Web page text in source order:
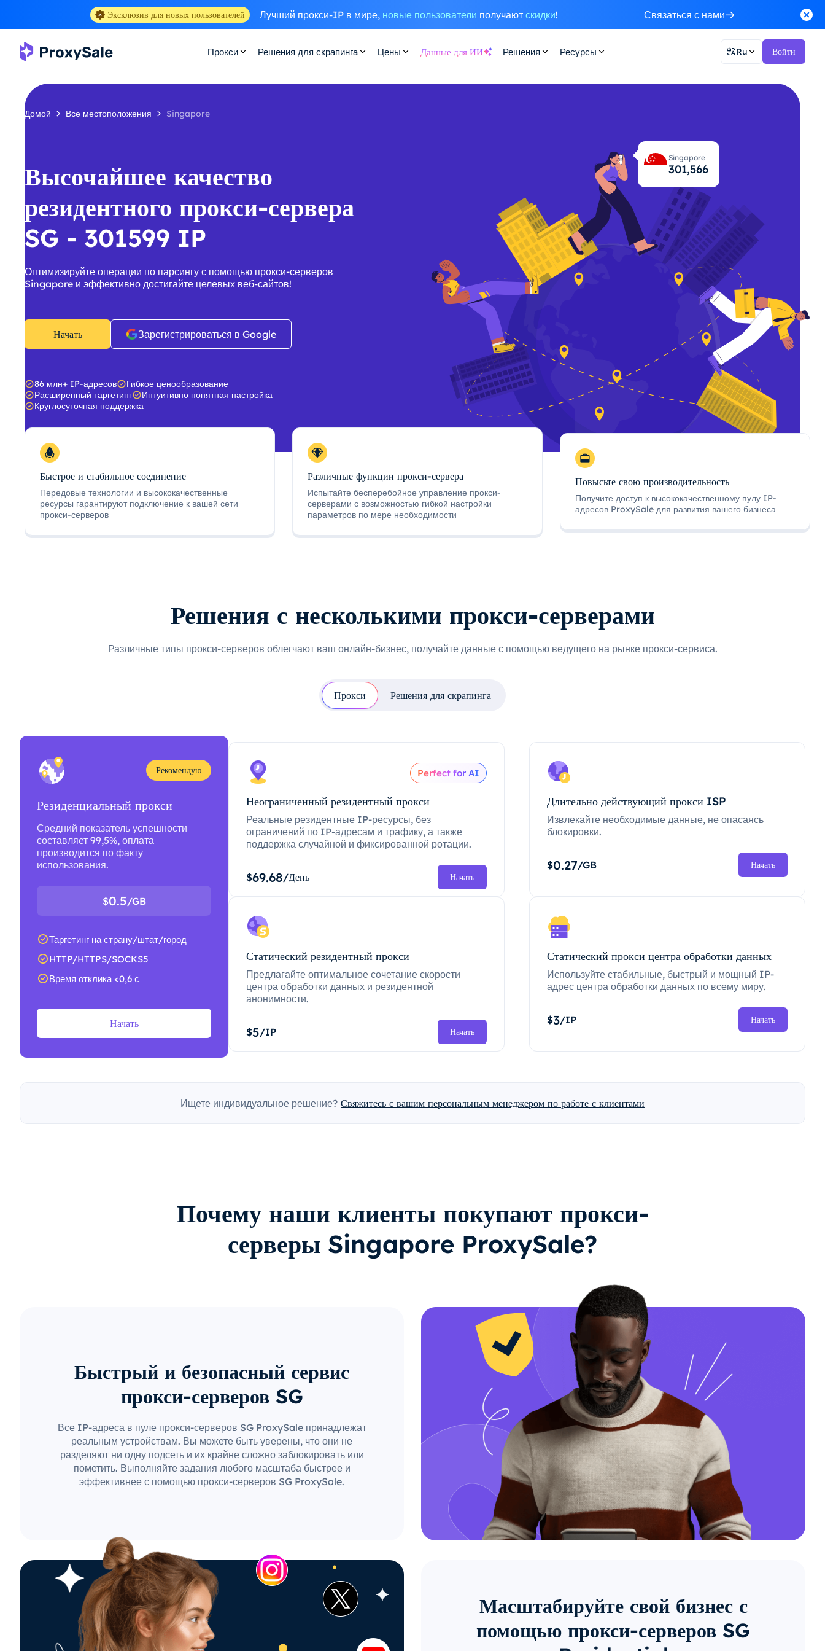
Эксклюзив для новых пользователей Лучший прокси-IP в мире, новые пользователи получают скидки! Связаться с нами
Прокси Решения для скрапинга Цены Данные для ИИ Решения Ресурсы Ru Войти
Домой Все местоположения Singapore
Высочайшее качество
резидентного прокси-сервера
SG - 301599 IP
Оптимизируйте операции по парсингу с помощью прокси-серверов
Singapore и эффективно достигайте целевых веб-сайтов!
Начать Зарегистрироваться в Google
86 млн+ IP-адресов
Гибкое ценообразование
Расширенный таргетинг
Интуитивно понятная настройка
Круглосуточная поддержка
Singapore
301,599
Быстрое и стабильное соединение
Передовые технологии и высококачественные
ресурсы гарантируют подключение к вашей сети
прокси-серверов
Различные функции прокси-сервера
Испытайте бесперебойное управление прокси-
серверами с возможностью гибкой настройки
параметров по мере необходимости
Повысьте свою производительность
Получите доступ к высококачественному пулу IP-
адресов ProxySale для развития вашего бизнеса
Решения с несколькими прокси-серверами
Различные типы прокси-серверов облегчают ваш онлайн-бизнес, получайте данные с помощью ведущего на рынке прокси-сервиса.
Прокси Решения для скрапинга
Рекомендую
Резиденциальный прокси
Средний показатель успешности
составляет 99,5%, оплата
производится по факту
использования.
$0.5/GB
Таргетинг на страну/штат/город
HTTP/HTTPS/SOCKS5
Время отклика <0,6 с
Начать
Perfect for AI
Неограниченный резидентный прокси
Реальные резидентные IP-ресурсы, без
ограничений по IP-адресам и трафику, а также
поддержка случайной и фиксированной ротации.
$69.68/День Начать
Длительно действующий прокси ISP
Извлекайте необходимые данные, не опасаясь
блокировки.
$0.27/GB Начать
Статический резидентный прокси
Предлагайте оптимальное сочетание скорости
центра обработки данных и резидентной
анонимности.
$5/IP Начать
Статический прокси центра обработки данных
Используйте стабильные, быстрый и мощный IP-
адрес центра обработки данных по всему миру.
$3/IP Начать
Ищете индивидуальное решение? Свяжитесь с вашим персональным менеджером по работе с клиентами
Почему наши клиенты покупают прокси-
серверы Singapore ProxySale?
Быстрый и безопасный сервис
прокси-серверов SG
Все IP-адреса в пуле прокси-серверов SG ProxySale принадлежат
реальным устройствам. Вы можете быть уверены, что они не
разделяют ни одну подсеть и их крайне сложно заблокировать или
пометить. Выполняйте задания любого масштаба быстрее и
эффективнее с помощью прокси-серверов SG ProxySale.
Масштабируйте свой бизнес с
помощью прокси-серверов SG